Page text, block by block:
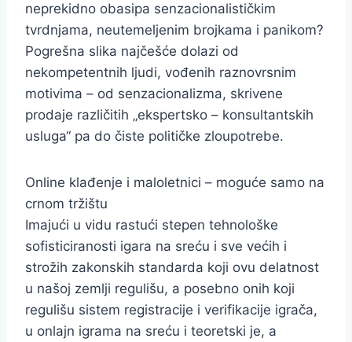
neprekidno obasipa senzacionalističkim
tvrdnjama, neutemeljenim brojkama i panikom?
Pogrešna slika najčešće dolazi od
nekompetentnih ljudi, vođenih raznovrsnim
motivima – od senzacionalizma, skrivene
prodaje različitih „ekspertsko – konsultantskih
usluga“ pa do čiste političke zloupotrebe.
Online klađenje i maloletnici – moguće samo na
crnom tržištu
Imajući u vidu rastući stepen tehnološke
sofisticiranosti igara na sreću i sve većih i
strožih zakonskih standarda koji ovu delatnost
u našoj zemlji regulišu, a posebno onih koji
regulišu sistem registracije i verifikacije igrača,
u onlajn igrama na sreću i teoretski je, a